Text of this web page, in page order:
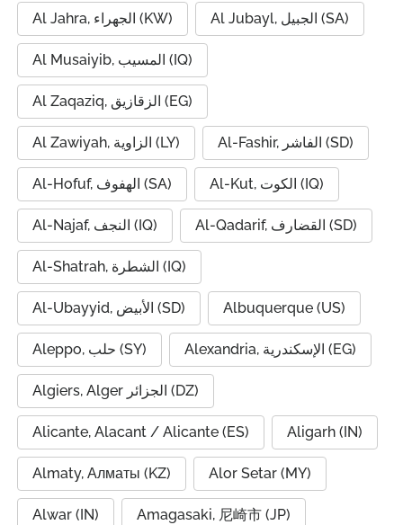
Al Jahra, الجهراء (KW) Al Jubayl, الجبيل (SA)
Al Musaiyib, المسيب (IQ)
Al Zaqaziq, الزقازيق (EG)
Al Zawiyah, الزاوية (LY) Al-Fashir, الفاشر (SD)
Al-Hofuf, الهفوف (SA) Al-Kut, الكوت (IQ)
Al-Najaf, النجف (IQ) Al-Qadarif, القضارف (SD)
Al-Shatrah, الشطرة (IQ)
Al-Ubayyid, الأبيض (SD) Albuquerque (US)
Aleppo, حلب (SY) Alexandria, الإسكندرية (EG)
Algiers, Alger الجزائر (DZ)
Alicante, Alacant / Alicante (ES) Aligarh (IN)
Almaty, Алматы (KZ) Alor Setar (MY)
Alwar (IN) Amagasaki, 尼崎市 (JP)